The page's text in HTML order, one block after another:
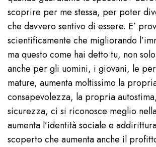
scoprire per me stessa, per poter
che davvero sentivo di essere. E’
scientificamente che migliorando
ma questo come hai detto tu, non
anche per gli uomini, i giovani, le
mature, aumenta moltissimo la
consapevolezza, la propria
sicurezza, ci si riconosce meglio
aumenta l’identità sociale e
scoperto che aumenta anche il